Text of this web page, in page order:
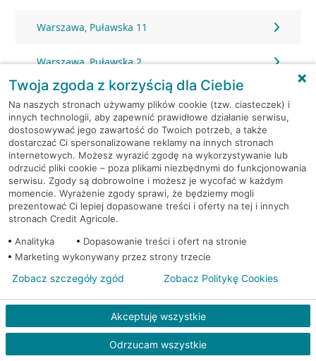
Warszawa, Puławska 11
Warszawa, Puławska 2
Warszawa, Puławska 2
Warszawa, Puławska 39
Warszawa, Puławska 427
Warszawa, Puławska 73/75
Warszawa, Racławicka 125
Warszawa, Rondo Daszyńskiego 2
Warszawa, Rondo Daszyńskiego 2
Twoja zgoda z korzyścią dla Ciebie
Na naszych stronach używamy plików cookie (tzw. ciasteczek) i
innych technologii, aby zapewnić prawidłowe działanie serwisu,
dostosowywać jego zawartość do Twoich potrzeb, a także
dostarczać Ci spersonalizowane reklamy na innych stronach
internetowych. Możesz wyrazić zgodę na wykorzystywanie lub
odrzucić pliki cookie – poza plikami niezbędnymi do funkcjonowania
serwisu. Zgody są dobrowolne i możesz je wycofać w każdym
momencie. Wyrażenie zgody sprawi, że będziemy mogli
prezentować Ci lepiej dopasowane treści i oferty na tej i innych
stronach Credit Agricole.
Analityka
Dopasowanie treści i ofert na stronie
Marketing wykonywany przez strony trzecie
Akceptuję wszystkie
Odrzucam wszystkie
Zobacz szczegóły zgód Zobacz Politykę Cookies